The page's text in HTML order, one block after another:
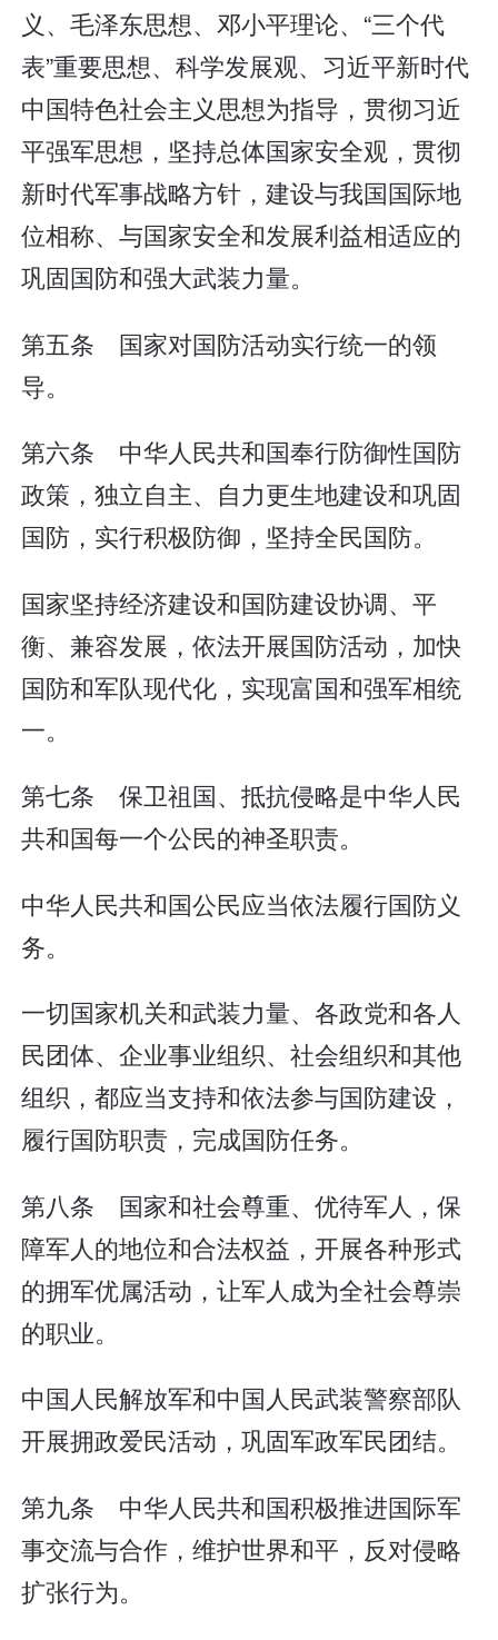
义、毛泽东思想、邓小平理论、“三个代
表”重要思想、科学发展观、习近平新时代
中国特色社会主义思想为指导，贯彻习近
平强军思想，坚持总体国家安全观，贯彻
新时代军事战略方针，建设与我国国际地
位相称、与国家安全和发展利益相适应的
巩固国防和强大武装力量。
第五条 国家对国防活动实行统一的领
导。
第六条 中华人民共和国奉行防御性国防
政策，独立自主、自力更生地建设和巩固
国防，实行积极防御，坚持全民国防。
国家坚持经济建设和国防建设协调、平
衡、兼容发展，依法开展国防活动，加快
国防和军队现代化，实现富国和强军相统
一。
第七条 保卫祖国、抵抗侵略是中华人民
共和国每一个公民的神圣职责。
中华人民共和国公民应当依法履行国防义
务。
一切国家机关和武装力量、各政党和各人
民团体、企业事业组织、社会组织和其他
组织，都应当支持和依法参与国防建设，
履行国防职责，完成国防任务。
第八条 国家和社会尊重、优待军人，保
障军人的地位和合法权益，开展各种形式
的拥军优属活动，让军人成为全社会尊崇
的职业。
中国人民解放军和中国人民武装警察部队
开展拥政爱民活动，巩固军政军民团结。
第九条 中华人民共和国积极推进国际军
事交流与合作，维护世界和平，反对侵略
扩张行为。